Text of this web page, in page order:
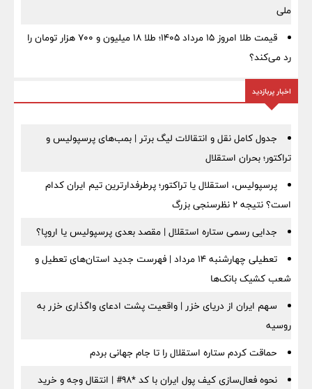
ملی
قیمت طلا امروز ۱۵ مرداد ۱۴۰۵؛ طلا ۱۸ میلیون و ۷۰۰ هزار تومان را
رد می‌کند؟
اخبار پربازدید
جدول کامل نقل و انتقالات لیگ برتر | بمب‌های پرسپولیس و
تراکتور؛ بحران استقلال
پرسپولیس، استقلال یا تراکتور؛ پرطرفدارترین تیم ایران کدام
است؟ نتیجه ۲ نظرسنجی بزرگ
جدایی رسمی ستاره استقلال | مقصد بعدی پرسپولیس یا اروپا؟
تعطیلی چهارشنبه ۱۴ مرداد | فهرست جدید استان‌های تعطیل و
شعب کشیک بانک‌ها
سهم ایران از دریای خزر | واقعیت پشت ادعای واگذاری خزر به
روسیه
حماقت کردم ستاره استقلال را تا جام جهانی بردم
نحوه فعال‌سازی کیف پول ایران با کد *98# | انتقال وجه و خرید